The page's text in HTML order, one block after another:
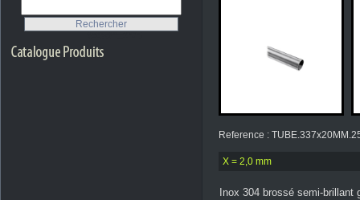
Reference :
X = 2,0 mm
Inox 304 brossé semi-brillant